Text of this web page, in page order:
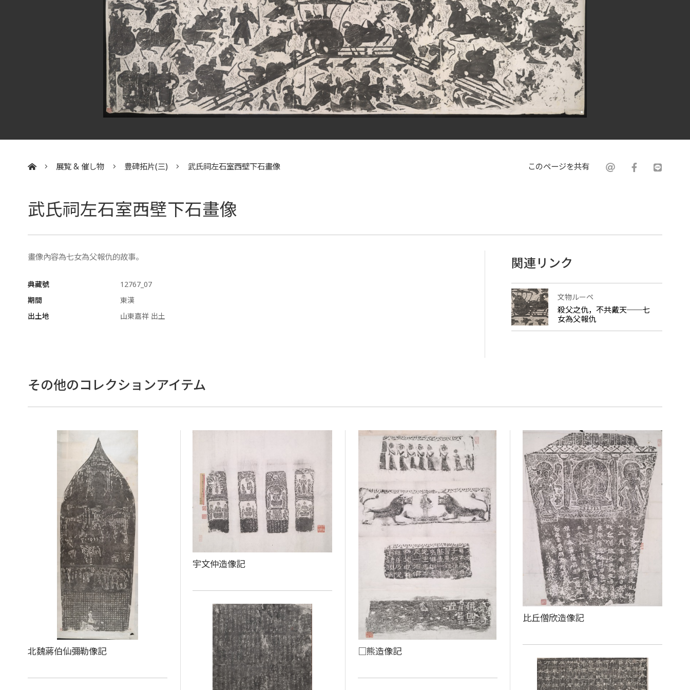
展覧 & 催し物 豊碑拓片(三) 武氏祠左石室西壁下石畫像 このページを共有
武氏祠左石室西壁下石畫像
畫像內容為七女為父報仇的故事。
典藏號
12767_07
期間
東漢
出土地
山東嘉祥 出土
関連リンク
文物ルーペ
殺父之仇，不共戴天──七
女為父報仇
その他のコレクションアイテム
北魏蔣伯仙彌勒像記
宇文仲造像記
□熊造像記
比丘僧欣造像記